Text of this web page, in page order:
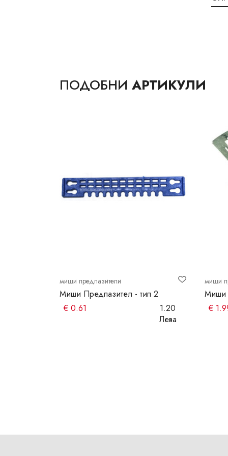
ПОДОБНИ АРТИКУЛИ
миши предпазители
Миши Предпазител - тип 2
€ 0.61
1.20
Лева
миши
Миши
€